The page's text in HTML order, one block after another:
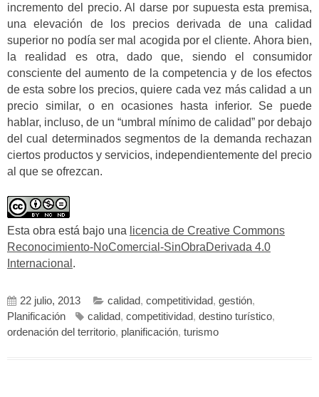
incremento del precio. Al darse por supuesta esta premisa,
una elevación de los precios derivada de una calidad
superior no podía ser mal acogida por el cliente. Ahora bien,
la realidad es otra, dado que, siendo el consumidor
consciente del aumento de la competencia y de los efectos
de esta sobre los precios, quiere cada vez más calidad a un
precio similar, o en ocasiones hasta inferior. Se puede
hablar, incluso, de un “umbral mínimo de calidad” por debajo
del cual determinados segmentos de la demanda rechazan
ciertos productos y servicios, independientemente del precio
al que se ofrezcan.
Esta obra está bajo una licencia de Creative Commons
Reconocimiento-NoComercial-SinObraDerivada 4.0
Internacional .
22 julio, 2013 calidad, competitividad, gestión,
Planificación
calidad, competitividad, destino turístico,
ordenación del territorio, planificación, turismo